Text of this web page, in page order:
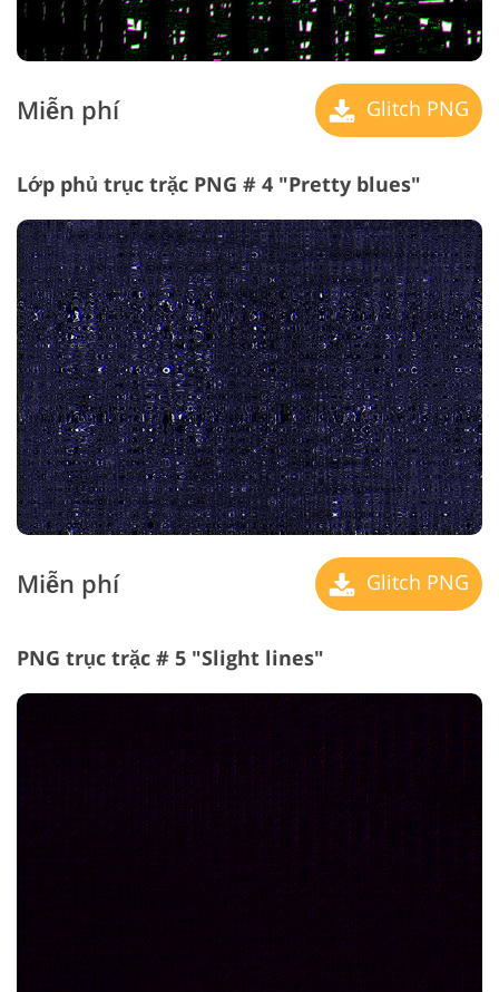
Miễn phí Glitch PNG
Lớp phủ trục trặc PNG # 4 "Pretty blues"
Miễn phí Glitch PNG
PNG trục trặc # 5 "Slight lines"